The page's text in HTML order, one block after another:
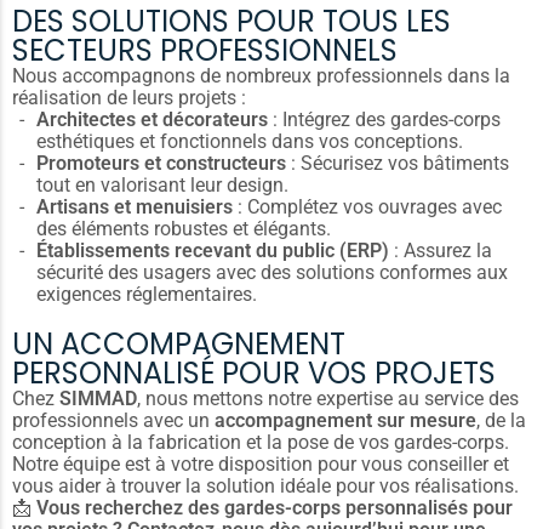
DES SOLUTIONS POUR TOUS LES
SECTEURS PROFESSIONNELS
Nous accompagnons de nombreux professionnels dans la
réalisation de leurs projets :
Architectes et décorateurs : Intégrez des gardes-corps
esthétiques et fonctionnels dans vos conceptions.
Promoteurs et constructeurs : Sécurisez vos bâtiments
tout en valorisant leur design.
Artisans et menuisiers : Complétez vos ouvrages avec
des éléments robustes et élégants.
Établissements recevant du public (ERP) : Assurez la
sécurité des usagers avec des solutions conformes aux
exigences réglementaires.
UN ACCOMPAGNEMENT
PERSONNALISÉ POUR VOS PROJETS
Chez SIMMAD, nous mettons notre expertise au service des
professionnels avec un accompagnement sur mesure, de la
conception à la fabrication et la pose de vos gardes-corps.
Notre équipe est à votre disposition pour vous conseiller et
vous aider à trouver la solution idéale pour vos réalisations.
📩 Vous recherchez des gardes-corps personnalisés pour